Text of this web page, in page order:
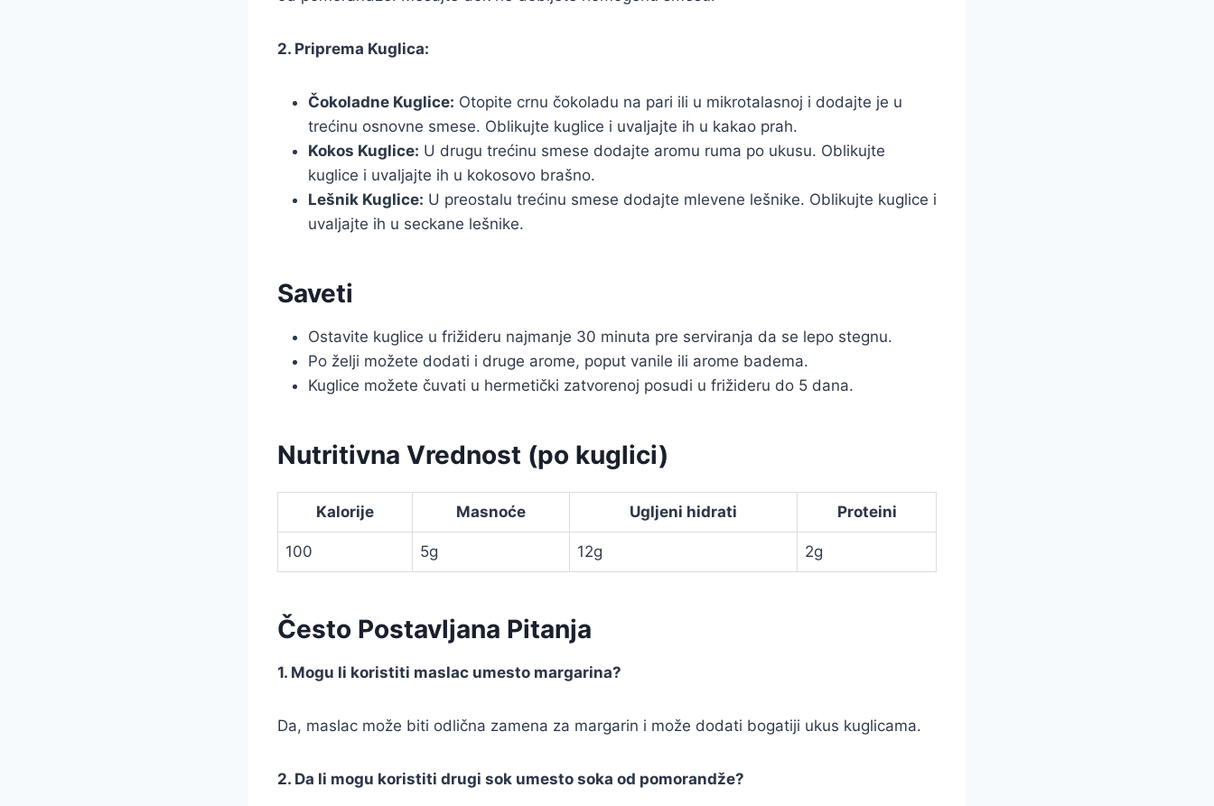
2. Priprema Kuglica:
Čokoladne Kuglice: Otopite crnu čokoladu na pari ili u mikrotalasnoj i dodajte je u
trećinu osnovne smese. Oblikujte kuglice i uvaljajte ih u kakao prah.
Kokos Kuglice: U drugu trećinu smese dodajte aromu ruma po ukusu. Oblikujte
kuglice i uvaljajte ih u kokosovo brašno.
Lešnik Kuglice: U preostalu trećinu smese dodajte mlevene lešnike. Oblikujte kuglice i
uvaljajte ih u seckane lešnike.
Saveti
Ostavite kuglice u frižideru najmanje 30 minuta pre serviranja da se lepo stegnu.
Po želji možete dodati i druge arome, poput vanile ili arome badema.
Kuglice možete čuvati u hermetički zatvorenoj posudi u frižideru do 5 dana.
Nutritivna Vrednost (po kuglici)
Kalorije Masnoće Ugljeni hidrati Proteini
100 5g 12g 2g
Često Postavljana Pitanja
1. Mogu li koristiti maslac umesto margarina?
Da, maslac može biti odlična zamena za margarin i može dodati bogatiji ukus kuglicama.
2. Da li mogu koristiti drugi sok umesto soka od pomorandže?